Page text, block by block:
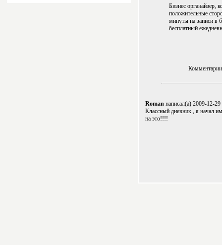
Бизнес органайзер,
положительные
минуты на записи в
бесплатный
Roman написал(а) 2009-12-
Классный дневник , я начал
на это!!!!